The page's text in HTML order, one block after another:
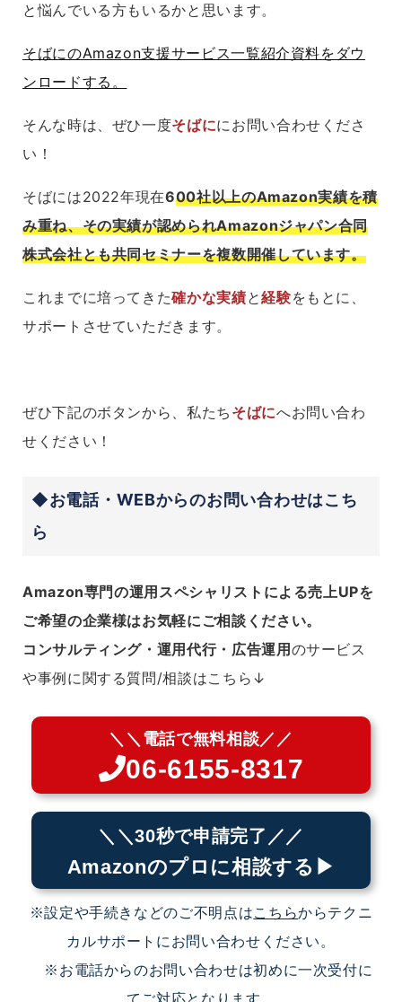
と悩んでいる方もいるかと思います。
そばにのAmazon支援サービス一覧紹介資料をダウ
ンロードする。
そんな時は、ぜひ一度そばににお問い合わせくださ
い！
そばには2022年現在600社以上のAmazon実績を積
み重ね、その実績が認められAmazonジャパン合同
株式会社とも共同セミナーを複数開催しています。
これまでに培ってきた確かな実績と経験をもとに、
サポートさせていただきます。
ぜひ下記のボタンから、私たち そばにへお問い合わ
せください！
◆お電話・WEBからのお問い合わせはこち
ら
Amazon専門の運用スペシャリストによる売上UPを
ご希望の企業様はお気軽にご相談ください。
コンサルティング・運用代行・広告運用のサービス
や事例に関する質問/相談はこちら↓
＼＼電話で無料相談／／
06-6155-8317
＼＼30秒で申請完了／／
Amazonのプロに相談する▶︎
※設定や手続きなどのご不明点はこちらからテクニ
カルサポートにお問い合わせください。
※お電話からのお問い合わせは初めに一次受付に
てご対応となります。